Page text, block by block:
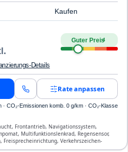
Kaufen
Guter Preis4
Details
Rate anpassen
CO₂-Emissionen komb. 0 g/km · CO₂-Klasse
Frontantrieb, Navigationssystem,
Multifunktionslenkrad, Regensensor,
Freisprecheinrichtung, Verkehrszeichen-
, Seiten- und weitere Airbags